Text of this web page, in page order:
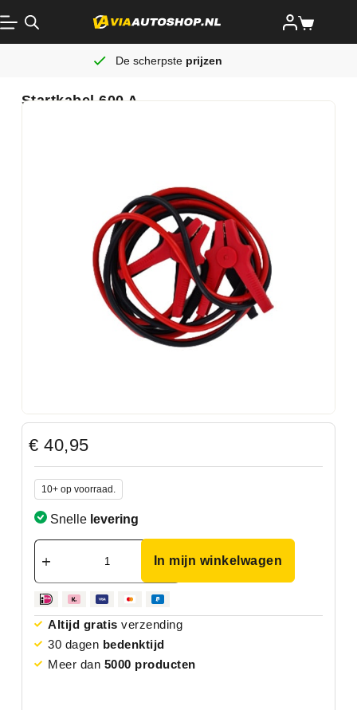
De scherpste prijzen
Startkabel 600 A
€ 40,95
10+ op voorraad.
Snelle levering
In mijn winkelwagen
Altijd gratis verzending
30 dagen bedenktijd
Meer dan 5000 producten